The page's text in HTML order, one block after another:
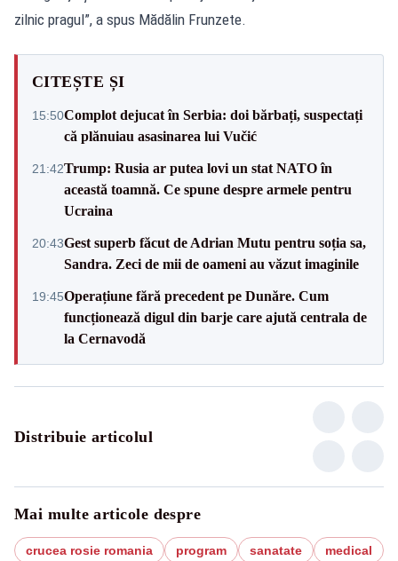
zilnic pragul”, a spus Mădălin Frunzete.
CITEȘTE ȘI
15:50Complot dejucat în Serbia: doi bărbați, suspectați
că plănuiau asasinarea lui Vučić
21:42Trump: Rusia ar putea lovi un stat NATO în
această toamnă. Ce spune despre armele pentru
Ucraina
20:43Gest superb făcut de Adrian Mutu pentru soția sa,
Sandra. Zeci de mii de oameni au văzut imaginile
19:45Operațiune fără precedent pe Dunăre. Cum
funcționează digul din barje care ajută centrala de
la Cernavodă
Distribuie articolul
Mai multe articole despre
crucea rosie romania program sanatate medical